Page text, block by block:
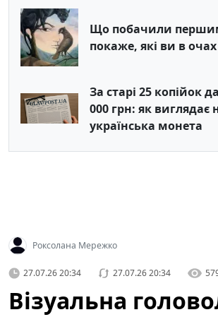
Що побачили
покаже, які ви в
За старі 25 копійок
000 грн: як
українська монета
Роксолана Мережко
27.07.26 20:34 27.07.26 20:34
Візуальна